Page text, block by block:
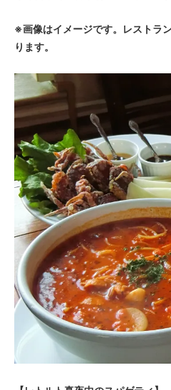
※画像はイメージです。レストラ
ります。